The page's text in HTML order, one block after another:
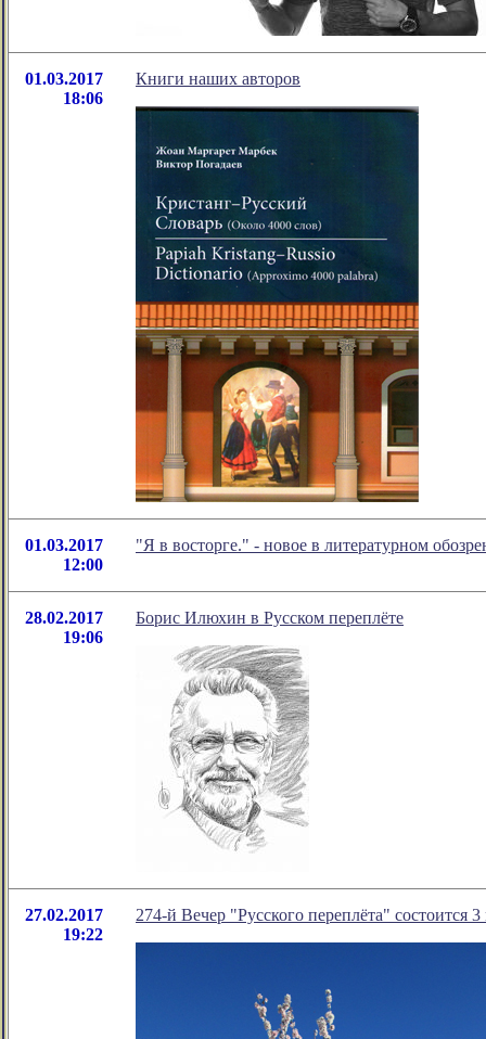
01.03.2017
18:06
Книги наших авторов
01.03.2017
12:00
"Я в восторге." - новое в литературном
28.02.2017
19:06
Борис Илюхин в Русском переплёте
27.02.2017
19:22
274-й Вечер "Русского переплёта" состоится 3